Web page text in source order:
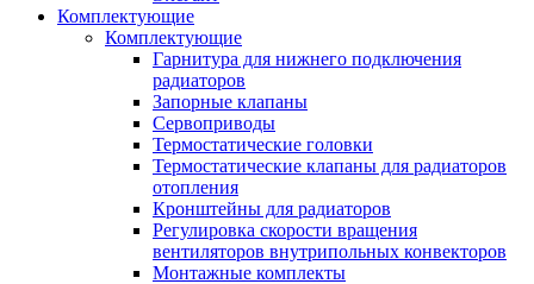
Комплектующие
Комплектующие
Гарнитура для нижнего подключения
радиаторов
Запорные клапаны
Сервоприводы
Термостатические головки
Термостатические клапаны для радиаторов
отопления
Кронштейны для радиаторов
Регулировка скорости вращения
вентиляторов внутрипольных конвекторов
Монтажные комплекты